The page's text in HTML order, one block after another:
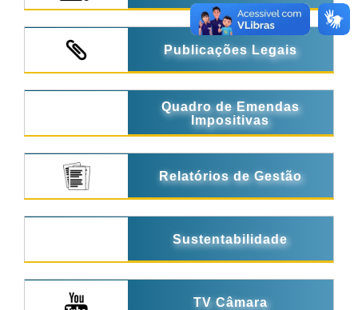
Publicações Legais
Quadro de Emendas
Impositivas
Relatórios de Gestão
Sustentabilidade
TV Câmara